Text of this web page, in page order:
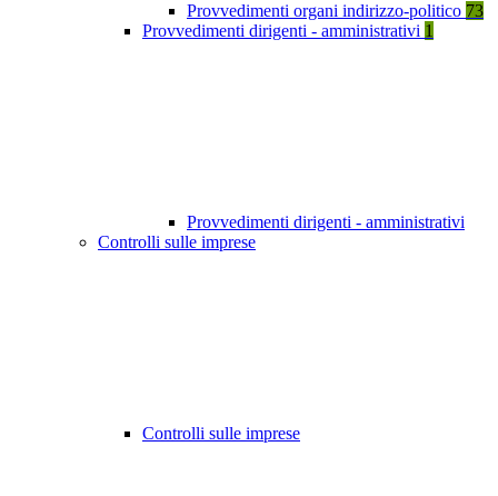
Provvedimenti organi indirizzo-politico 73
Provvedimenti dirigenti - amministrativi 1
Provvedimenti dirigenti - amministrativi
Controlli sulle imprese
Controlli sulle imprese